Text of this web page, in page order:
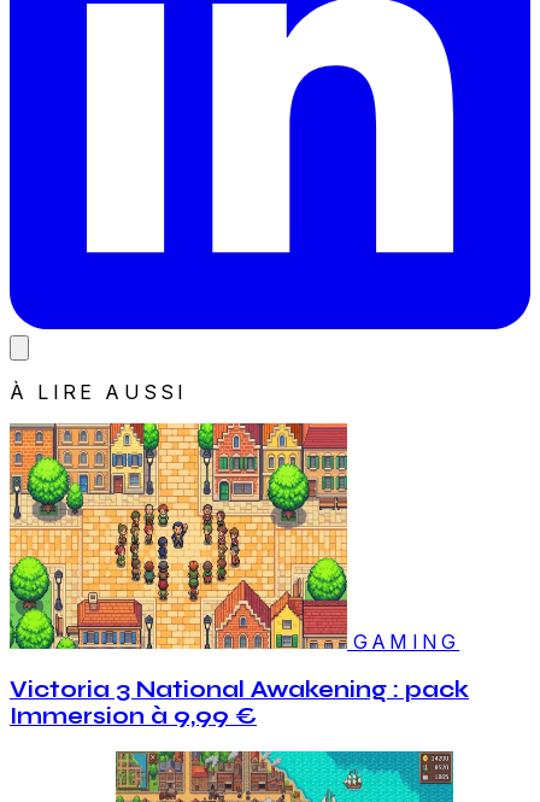
À LIRE AUSSI
GAMING
Victoria 3 National Awakening : pack
Immersion à 9,99 €